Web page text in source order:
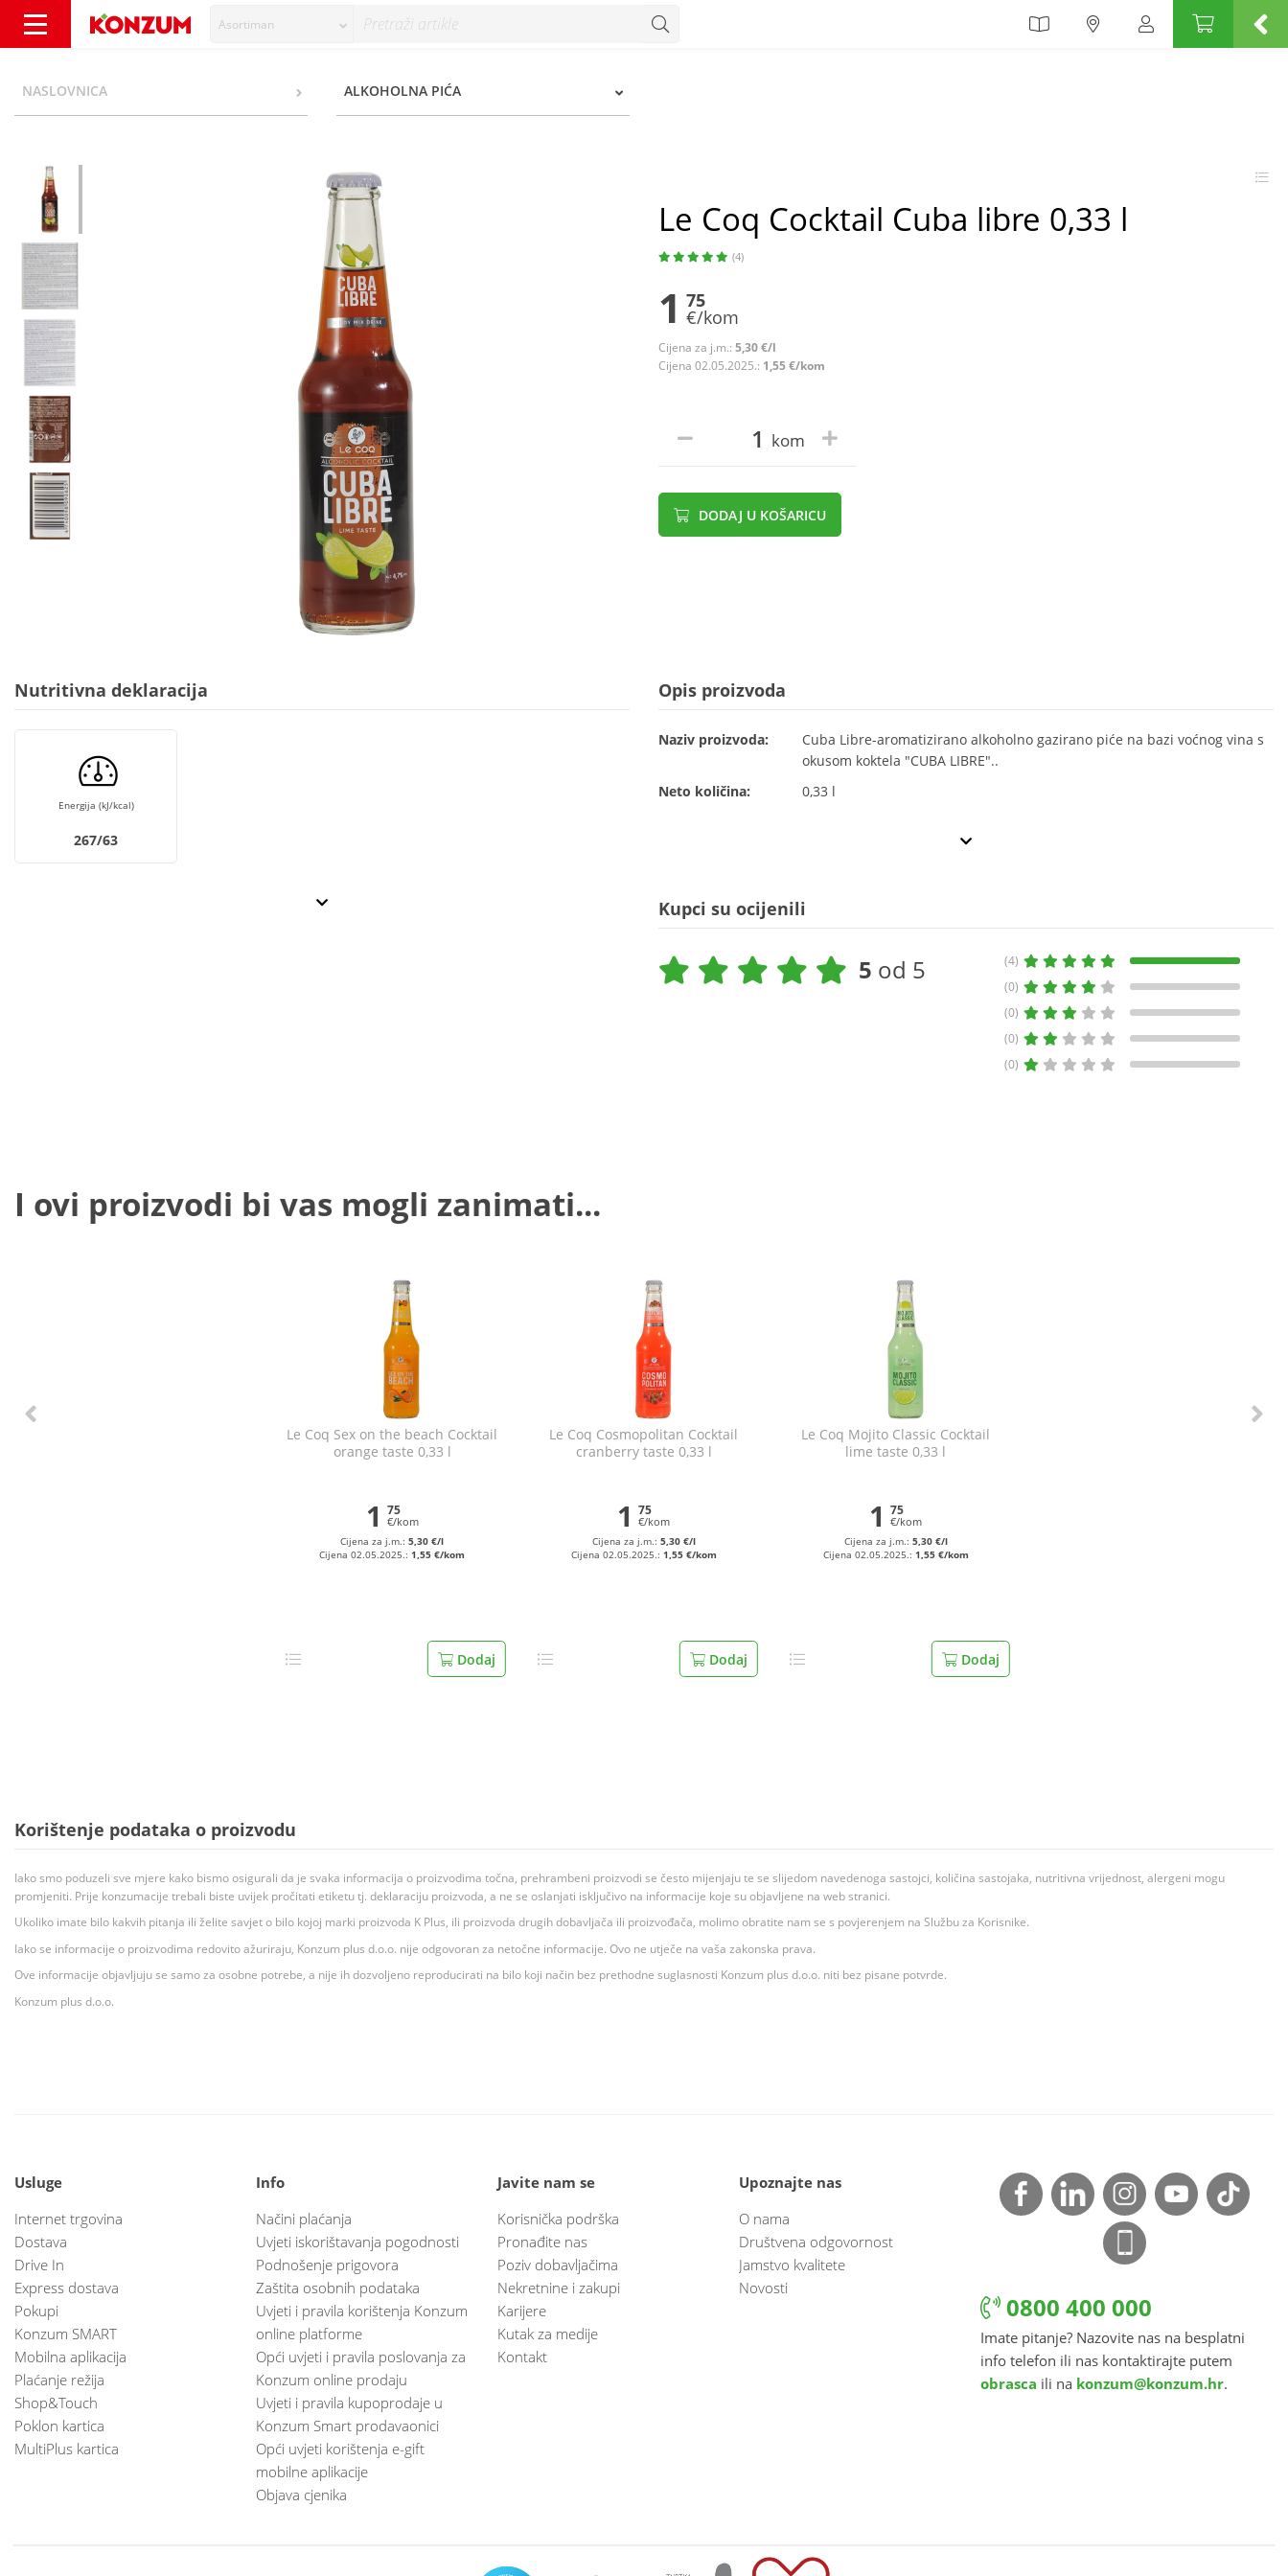
Asortiman
NASLOVNICA ALKOHOLNA PIĆA
Le Coq Cocktail Cuba libre 0,33 l
(4)
1 75
€/kom
Cijena za j.m.: 5,30 €/l
Cijena 02.05.2025.: 1,55 €/kom
kom
DODAJ U KOŠARICU
Nutritivna deklaracija
Energija (kJ/kcal)
267/63
Opis proizvoda
Naziv proizvoda:
Cuba Libre-aromatizirano alkoholno gazirano piće na bazi voćnog vina s
okusom koktela "CUBA LIBRE"..
Neto količina:
0,33 l
Kupci su ocijenili
5 od 5
(4)
(0)
(0)
(0)
(0)
I ovi proizvodi bi vas mogli zanimati...
Le Coq Sex on the beach Cocktail
orange taste 0,33 l
1 75
€/kom
Cijena za j.m.:5,30 €/l
Cijena 02.05.2025.:1,55 €/kom
Dodaj
Le Coq Cosmopolitan Cocktail
cranberry taste 0,33 l
1 75
€/kom
Cijena za j.m.: 5,30 €/l
Cijena 02.05.2025.: 1,55 €/kom
Dodaj
Le Coq Mojito Classic Cocktail
lime taste 0,33 l
1 75
€/kom
Cijena za j.m.: 5,30 €/l
Cijena 02.05.2025.: 1,55 €/kom
Dodaj
Korištenje podataka o proizvodu
Iako smo poduzeli sve mjere kako bismo osigurali da je svaka informacija o proizvodima točna, prehrambeni proizvodi se često mijenjaju te se slijedom navedenoga sastojci, količina sastojaka, nutritivna vrijednost, alergeni mogu
promjeniti. Prije konzumacije trebali biste uvijek pročitati etiketu tj. deklaraciju proizvoda, a ne se oslanjati isključivo na informacije koje su objavljene na web stranici.
Ukoliko imate bilo kakvih pitanja ili želite savjet o bilo kojoj marki proizvoda K Plus, ili proizvoda drugih dobavljača ili proizvođača, molimo obratite nam se s povjerenjem na Službu za Korisnike.
Iako se informacije o proizvodima redovito ažuriraju, Konzum plus d.o.o. nije odgovoran za netočne informacije. Ovo ne utječe na vaša zakonska prava.
Ove informacije objavljuju se samo za osobne potrebe, a nije ih dozvoljeno reproducirati na bilo koji način bez prethodne suglasnosti Konzum plus d.o.o. niti bez pisane potvrde.
Konzum plus d.o.o.
Usluge
Internet trgovina
Dostava
Drive In
Express dostava
Pokupi
Konzum SMART
Mobilna aplikacija
Plaćanje režija
Shop&Touch
Poklon kartica
MultiPlus kartica
Info
Načini plaćanja
Uvjeti iskorištavanja pogodnosti
Podnošenje prigovora
Zaštita osobnih podataka
Uvjeti i pravila korištenja Konzum
online platforme
Opći uvjeti i pravila poslovanja za
Konzum online prodaju
Uvjeti i pravila kupoprodaje u
Konzum Smart prodavaonici
Opći uvjeti korištenja e-gift
mobilne aplikacije
Objava cjenika
Javite nam se
Korisnička podrška
Pronađite nas
Poziv dobavljačima
Nekretnine i zakupi
Karijere
Kutak za medije
Kontakt
Upoznajte nas
O nama
Društvena odgovornost
Jamstvo kvalitete
Novosti
0800 400 000
Imate pitanje? Nazovite nas na besplatni
info telefon ili nas kontaktirajte putem
obrasca ili na konzum@konzum.hr.